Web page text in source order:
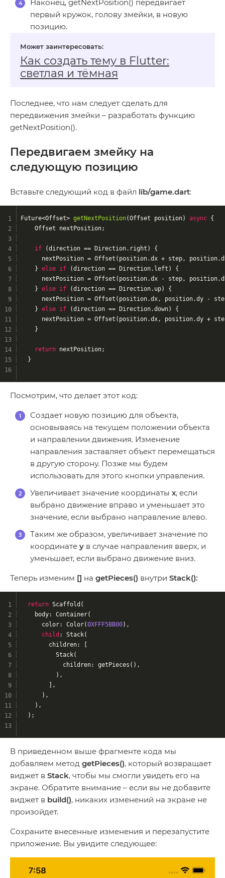
Наконец, getNextPosition() передвигает
первый кружок, голову змейки, в новую
позицию.
Как создать тему в Flutter:
светлая и тёмная
Последнее, что нам следует сделать для
передвижения змейки – разработать функцию
getNextPosition().
Передвигаем змейку на
следующую позицию
Вставьте следующий код в файл lib/game.dart:
Future<Offset> getNextPosition(Offset position) async {
    Offset nextPosition;
if (direction == Direction.right) {
nextPosition = Offset(position.dx + step,
    }
else if (direction == Direction.left) {
nextPosition = Offset(position.dx - step,
    }
else if (direction == Direction.up) {
nextPosition = Offset(position.dx, position.dy -
    }
else if (direction == Direction.down) {
nextPosition = Offset(position.dx, position.dy +
    }
return nextPosition;
  }
Посмотрим, что делает этот код:
Создает новую позицию для объекта,
основываясь на текущем положении объекта
и направлении движения. Изменение
направления заставляет объект перемещаться
в другую сторону. Позже мы будем
использовать для этого кнопки управления.
Увеличивает значение координаты х, если
выбрано движение вправо и уменьшает это
значение, если выбрано направление влево.
Таким же образом, увеличивает значение по
координате y в случае направления вверх, и
уменьшает, если выбрано движение вниз.
Теперь изменим [] на getPieces() внутри Stack():
return Scaffold(
    body: Container(
      color: Color(
0XFFF5BB00),
child : Stack(
        children: [
          Stack(
            children: getPieces(),
          ),
        ],
      ),
    ),
  );
В приведенном выше фрагменте кода мы
добавляем метод getPieces(), который возвращает
виджет в Stack, чтобы мы смогли увидеть его на
экране. Обратите внимание – если вы не добавите
виджет в build(), никаких изменений на экране не
произойдет.
Сохраните внесенные изменения и перезапустите
приложение. Вы увидите следующее: